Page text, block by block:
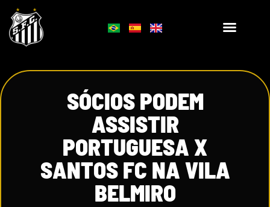
SÓCIOS PODEM
ASSISTIR
PORTUGUESA X
SANTOS FC NA VILA
BELMIRO